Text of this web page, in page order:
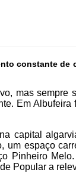
constante de
mas sempre
Em Albufeira
capital
um espaço
Pinheiro
Popular a